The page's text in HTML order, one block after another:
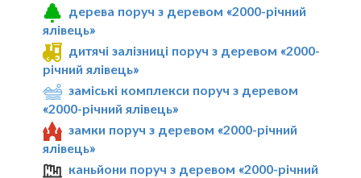
дерева поруч з деревом «2000-річний
ялівець»
дитячі залізниці поруч з деревом «2000-
річний ялівець»
заміські комплекси поруч з деревом
«2000-річний ялівець»
замки поруч з деревом «2000-річний
ялівець»
каньйони поруч з деревом «2000-річний